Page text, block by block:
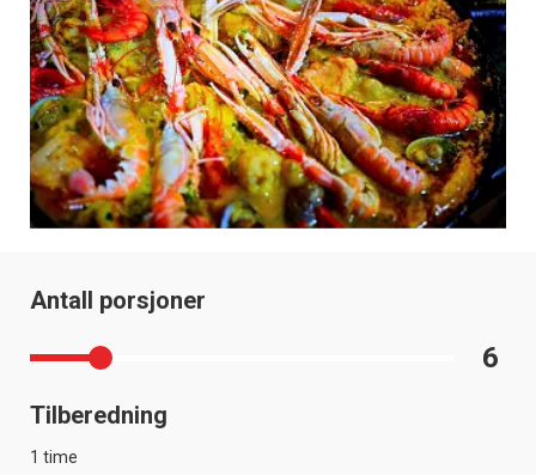
Antall porsjoner
6
Tilberedning
1 time